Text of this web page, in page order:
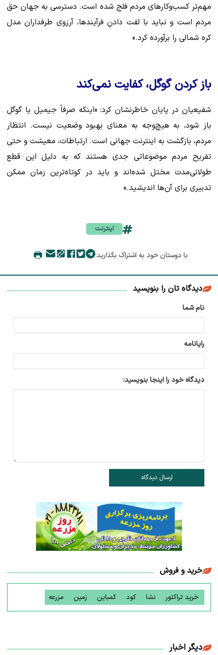
مهم‌تر کسب‌وکارهای مردم فلج شده است. دسترسی به جهان حق
مردم است و نباید با لفت دادنِ فرآیندها، آرزوی طرفداران مدل
کره شمالی را برآورده کرد.»
باز کردن گوگل، کفایت نمی‌کند
شفیعیان در پایان خاطرنشان کرد: «اینکه صرفاً جیمیل یا گوگل
باز شود، به هیچ‌وجه به معنای بهبود وضعیت نیست. انتظار
مردم، بازگشت به اینترنت جهانی است. ارتباطات، معیشت و حتی
تفریح مردم موضوعاتی جدی هستند که به دلیل این قطع
طولانی‌مدت مختل شده‌اند و باید در کوتاه‌ترین زمان ممکن
تدبیری برای آن‌ها اندیشید.»
اینترنت
با دوستان خود به اشتراک بگذارید:
دیدگاه تان را بنویسید
نام شما
رایانامه
دیدگاه خود را اینجا بنویسید:
ارسال دیدگاه
خرید و فروش
خرید تراکتور نشا کود کمباین زمین مزرعه
دیگر اخبار